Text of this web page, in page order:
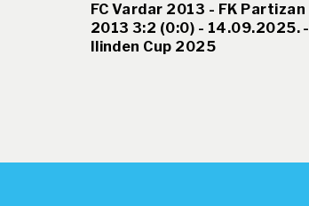
FC Vardar 2013 - FK Partizan
2013 3:2 (0:0) - 14.09.2025. -
Ilinden Cup 2025